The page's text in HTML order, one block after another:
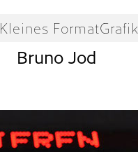
Kleines FormatGrafik
Bruno Jod